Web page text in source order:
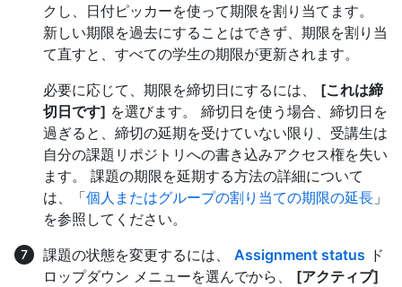
クし、日付ピッカーを使って期限を割り当てます。
新しい期限を過去にすることはできず、期限を割り当
て直すと、すべての学生の期限が更新されます。
必要に応じて、期限を締切日にするには、 [これは締
切日です] を選びます。 締切日を使う場合、締切日を
過ぎると、締切の延期を受けていない限り、受講生は
自分の課題リポジトリへの書き込みアクセス権を失い
ます。 課題の期限を延期する方法の詳細について
は、「個人またはグループの割り当ての期限の延長 」
を参照してください。
課題の状態を変更するには、 Assignment status ド
ロップダウン メニューを選んでから、 [アクティブ]